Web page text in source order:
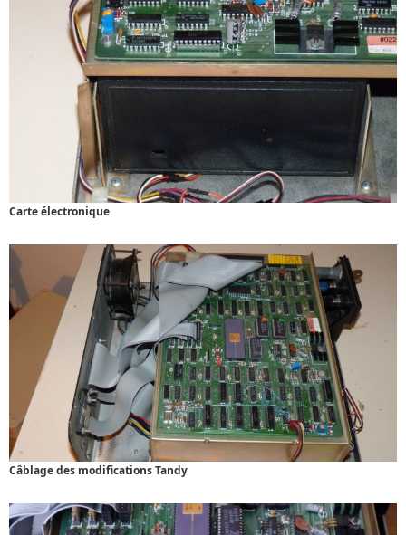
Carte électronique
Câblage des modifications Tandy